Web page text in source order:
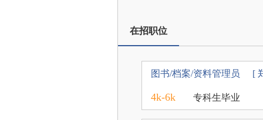
在招职位
图书/档案/资料管理员 [
4k-6k 专科生毕业